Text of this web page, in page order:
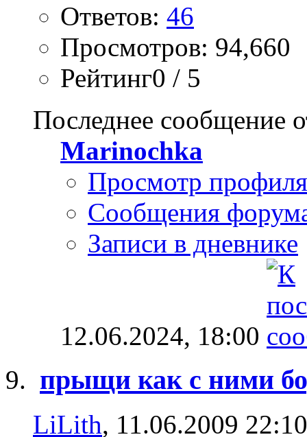
Ответов: 46
Просмотров: 94,660
Рейтинг0 / 5
Последнее сообщение
Marinochka
Просмотр профиля
Сообщения
Записи в дневнике
12.06.2024, 18:00
прыщи как с ними
LiLith, 11.06.2009 22:10